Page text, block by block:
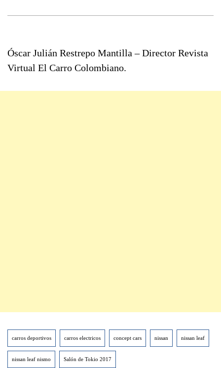
Óscar Julián Restrepo Mantilla – Director Revista
Virtual El Carro Colombiano.
carros deportivos carros electricos concept cars nissan nissan leaf
nissan leaf nismo Salón de Tokio 2017